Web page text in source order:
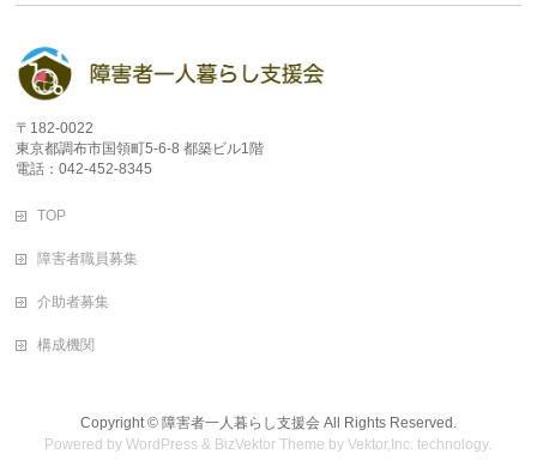
〒182-0022
東京都調布市国領町5-6-8 都築ビル1階
電話：042-452-8345
TOP
障害者職員募集
介助者募集
構成機関
Copyright © 障害者一人暮らし支援会All Rights Reserved.
Powered byWordPress & BizVektor Theme byVektor,Inc. technology.